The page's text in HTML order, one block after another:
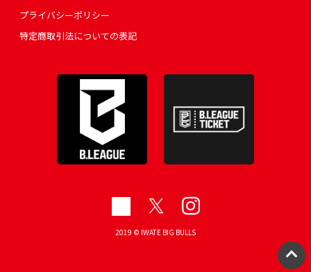
プライバシーポリシー
特定商取引法についての表記
2019 © IWATE BIG BULLS